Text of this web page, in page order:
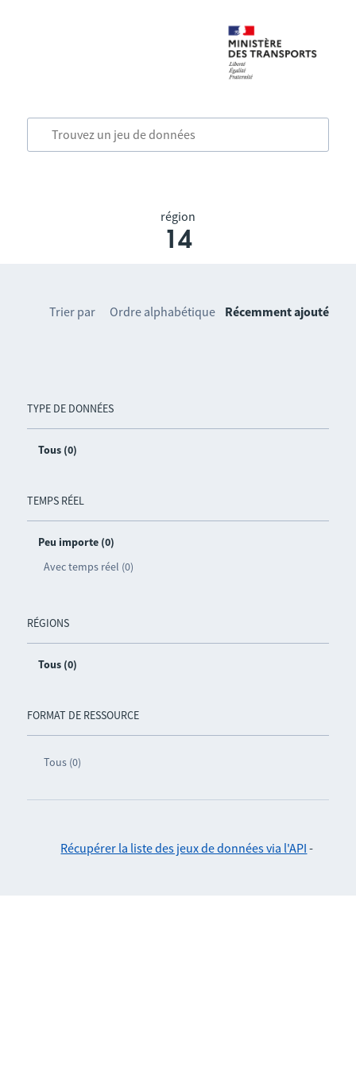
région
14
TYPE DE DONNÉES
Tous (0)
TEMPS RÉEL
Peu importe (0)
Avec temps réel (0)
RÉGIONS
Tous (0)
FORMAT DE RESSOURCE
Tous (0)
Trier par Ordre alphabétique Récemment ajouté
Récupérer la liste des jeux de données via l'API -